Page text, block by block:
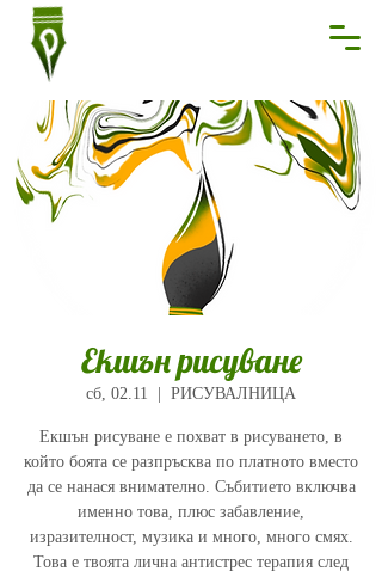
Екшън рисуване
сб, 02.11 РИСУВАЛНИЦА
Екшън рисуване е похват в рисуването, в
който боята се разпръсква по платното вместо
да се нанася внимателно. Събитието включва
именно това, плюс забавление,
изразителност, музика и много, много смях.
Това е твоята лична антистрес терапия след